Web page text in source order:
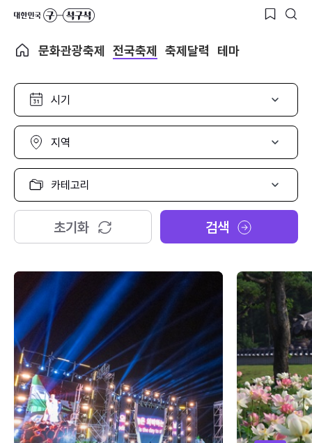
문화관광축제 전국축제 축제달력 테마
시
선
택
지
선
택
카
고
리
택
초기화 검색